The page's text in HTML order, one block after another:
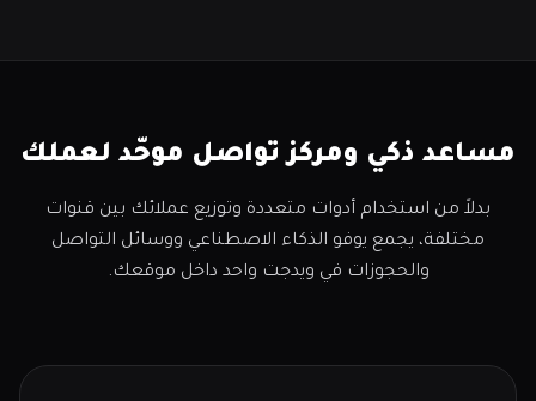
مساعد ذكي ومركز تواصل موحّد لعملك
بدلاً من استخدام أدوات متعددة وتوزيع عملائك بين قنوات
مختلفة، يجمع يوفو الذكاء الاصطناعي ووسائل التواصل
والحجوزات في ويدجت واحد داخل موقعك.